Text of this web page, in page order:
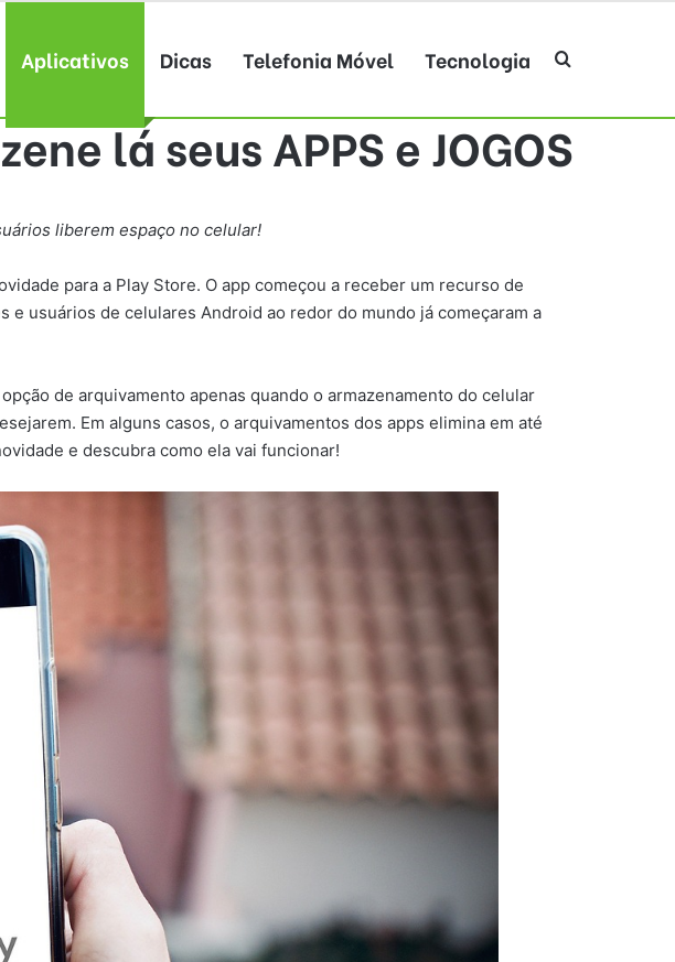
Aplicativos Dicas Telefonia Móvel Tecnologia Procurar por
lá seus APPS e JOGOS
liberem espaço no celular!
para a Play Store. O app começou a receber um recurso de
usuários de celulares Android ao redor do mundo já começaram a
de arquivamento apenas quando o armazenamento do celular
Em alguns casos, o arquivamentos dos apps elimina em até
e descubra como ela vai funcionar!